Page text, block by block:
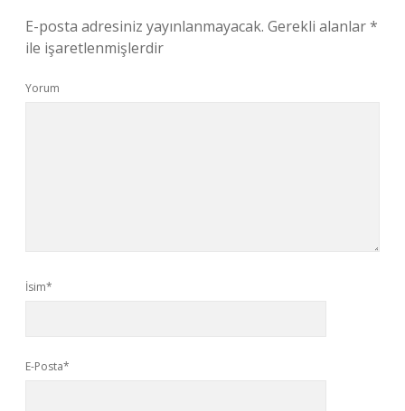
E-posta adresiniz yayınlanmayacak. Gerekli alanlar*
ile işaretlenmişlerdir
Yorum
İsim*
E-Posta*